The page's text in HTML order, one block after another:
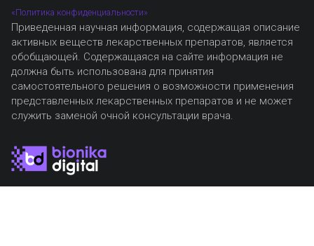
«Политика конфиденциальности»
Приведенная научная информация, содержащая описание
активных веществ лекарственных препаратов, является
обобщающей. Содержащаяся на сайте информация не
должна быть использована для принятия
самостоятельного решения о возможности применения
представленных лекарственных препаратов и не может
служить заменой очной консультации врача.